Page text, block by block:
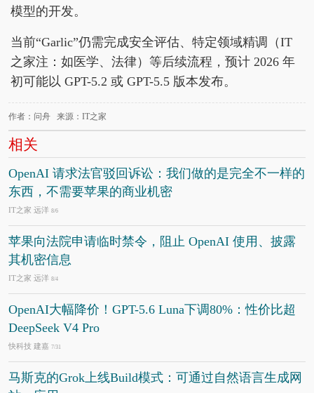
模型的开发。
当前“Garlic”仍需完成安全评估、特定领域精调（IT
之家注：如医学、法律）等后续流程，预计 2026 年
初可能以 GPT-5.2 或 GPT-5.5 版本发布。
作者：问舟 来源：IT之家
相关
OpenAI 请求法官驳回诉讼：我们做的是完全不一样的
东西，不需要苹果的商业机密
IT之家 远洋 8/6
苹果向法院申请临时禁令，阻止 OpenAI 使用、披露
其机密信息
IT之家 远洋 8/4
OpenAI大幅降价！GPT-5.6 Luna下调80%：性价比超
DeepSeek V4 Pro
快科技 建嘉 7/31
马斯克的Grok上线Build模式：可通过自然语言生成网